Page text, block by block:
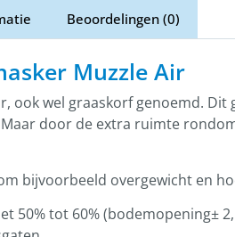
Beoordelingen (0)
Muzzle Air
ook wel graaskorf genoemd.
door de extra ruimte
bijvoorbeeld overgewicht en
50% tot 60% (bodemopening±